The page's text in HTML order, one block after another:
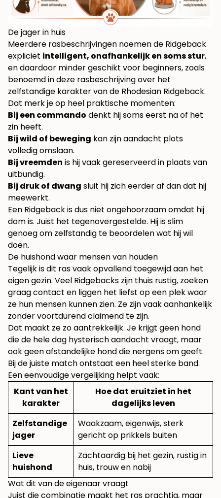
De jager in huis
Meerdere rasbeschrijvingen noemen de Ridgeback
expliciet intelligent, onafhankelijk en soms stur,
en daardoor minder geschikt voor beginners, zoals
benoemd in deze rasbeschrijving over het
zelfstandige karakter van de Rhodesian Ridgeback.
Dat merk je op heel praktische momenten:
Bij een commando denkt hij soms eerst na of het
zin heeft.
Bij wild of beweging kan zijn aandacht plots
volledig omslaan.
Bij vreemden is hij vaak gereserveerd in plaats van
uitbundig.
Bij druk of dwang sluit hij zich eerder af dan dat hij
meewerkt.
Een Ridgeback is dus niet ongehoorzaam omdat hij
dom is. Juist het tegenovergestelde. Hij is slim
genoeg om zelfstandig te beoordelen wat hij wil
doen.
De huishond waar mensen van houden
Tegelijk is dit ras vaak opvallend toegewijd aan het
eigen gezin. Veel Ridgebacks zijn thuis rustig, zoeken
graag contact en liggen het liefst op een plek waar
ze hun mensen kunnen zien. Ze zijn vaak aanhankelijk
zonder voortdurend claimend te zijn.
Dat maakt ze zo aantrekkelijk. Je krijgt geen hond
die de hele dag hysterisch aandacht vraagt, maar
ook geen afstandelijke hond die nergens om geeft.
Bij de juiste match ontstaat een heel sterke band.
Een eenvoudige vergelijking helpt vaak:
Kant van het
karakter
Hoe dat eruitziet in het
dagelijks leven
Zelfstandige
jager
Waakzaam, eigenwijs, sterk
gericht op prikkels buiten
Lieve
huishond
Zachtaardig bij het gezin, rustig in
huis, trouw en nabij
Wat dit van de eigenaar vraagt
Juist die combinatie maakt het ras prachtig, maar